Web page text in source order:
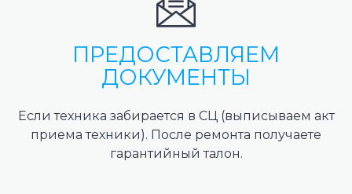
ПРЕДОСТАВЛЯЕМ
ДОКУМЕНТЫ
Если техника забирается в СЦ (выписываем акт
приема техники). После ремонта получаете
гарантийный талон.